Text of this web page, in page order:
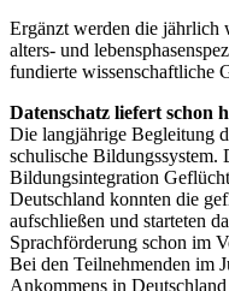
Ergänzt werden die jährlich
alters- und
fundierte wissenschaftliche
Datenschatz liefert schon
Die langjährige Begleitung
schulische Bildungssystem.
Bildungsintegration
Deutschland konnten die
aufschließen und starteten
Sprachförderung schon im
Bei den Teilnehmenden im
Ankommens in